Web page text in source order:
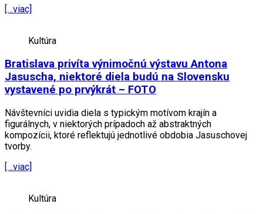
[…viac]
Kultúra
Bratislava privíta výnimočnú výstavu Antona
Jasuscha, niektoré diela budú na Slovensku
vystavené po prvýkrát – FOTO
Návštevníci uvidia diela s typickým motívom krajín a
figurálnych, v niektorých prípadoch až abstraktných
kompozícii, ktoré reflektujú jednotlivé obdobia Jasuschovej
tvorby.
[…viac]
Kultúra